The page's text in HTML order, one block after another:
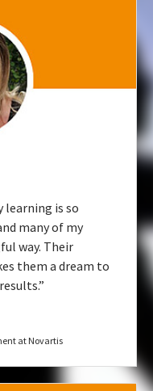
learning is so
many of my
way. Their
them a dream to
at Novartis